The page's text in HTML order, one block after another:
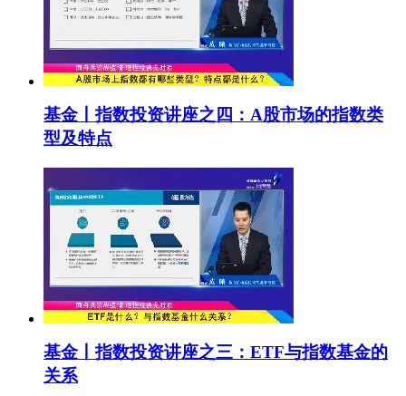
基金丨指数投资讲座之四：A股市场的指数类
型及特点
基金丨指数投资讲座之三：ETF与指数基金的
关系